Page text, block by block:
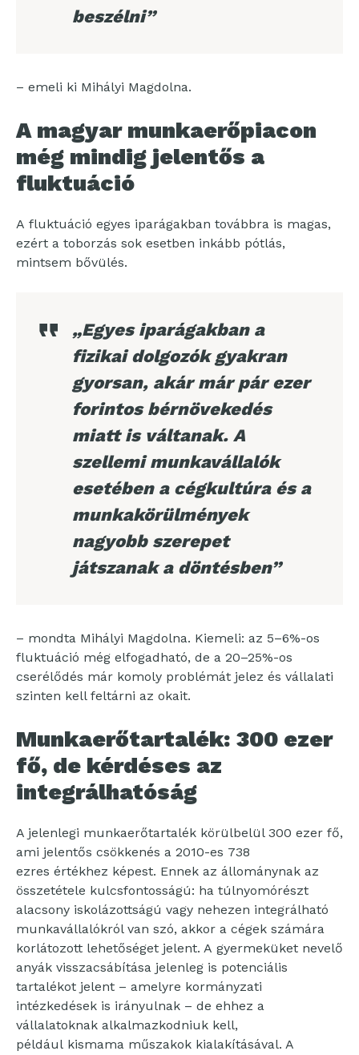
beszélni”
– emeli ki Mihályi Magdolna.
A magyar munkaerőpiacon
még mindig jelentős a
fluktuáció
A fluktuáció egyes iparágakban továbbra is magas,
ezért a toborzás sok esetben inkább pótlás,
mintsem bővülés.
„Egyes iparágakban a
fizikai dolgozók gyakran
gyorsan, akár már pár ezer
forintos bérnövekedés
miatt is váltanak. A
szellemi munkavállalók
esetében a cégkultúra és a
munkakörülmények
nagyobb szerepet
játszanak a döntésben”
– mondta Mihályi Magdolna. Kiemeli: az 5–6%-os
fluktuáció még elfogadható, de a 20–25%-os
cserélődés már komoly problémát jelez és vállalati
szinten kell feltárni az okait.
Munkaerőtartalék: 300 ezer
fő, de kérdéses az
integrálhatóság
A jelenlegi munkaerőtartalék körülbelül 300 ezer fő,
ami jelentős csökkenés a 2010-es 738
ezres értékhez képest. Ennek az állománynak az
összetétele kulcsfontosságú: ha túlnyomórészt
alacsony iskolázottságú vagy nehezen integrálható
munkavállalókról van szó, akkor a cégek számára
korlátozott lehetőséget jelent. A gyermeküket nevelő
anyák visszacsábítása jelenleg is potenciális
tartalékot jelent – amelyre kormányzati
intézkedések is irányulnak – de ehhez a
vállalatoknak alkalmazkodniuk kell,
például kismama műszakok kialakításával. A